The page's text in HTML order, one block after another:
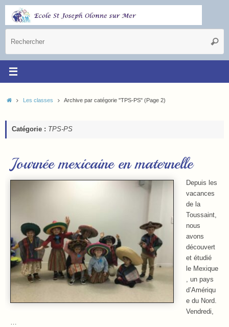
Les classes Archive par catégorie "TPS-PS"(Page 2)
Catégorie : TPS-PS
Journée mexicaine en maternelle
Depuis les
vacances
de la
Toussaint,
nous
avons
découvert
et étudié
le Mexique
, un pays
d’Amériqu
e du Nord.
Vendredi,
…